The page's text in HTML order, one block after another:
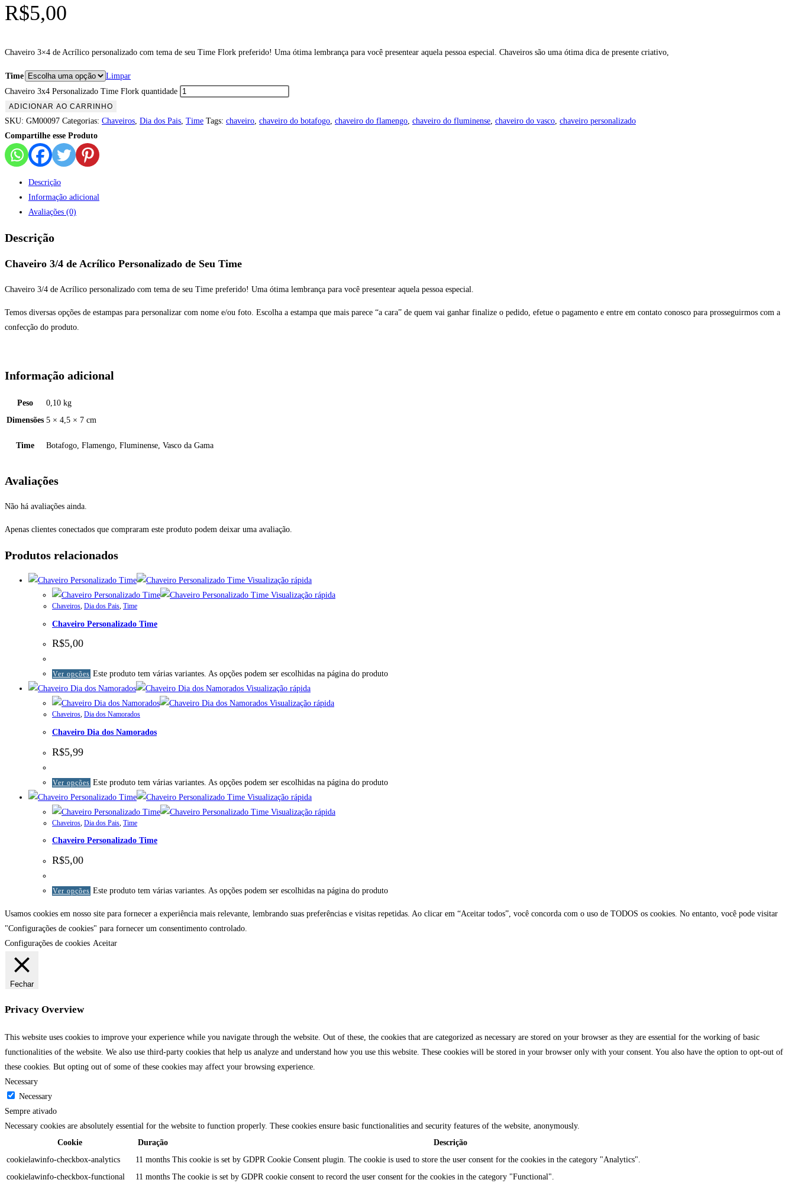
R$5,00
Chaveiro 3×4 de Acrílico personalizado com tema de seu Time Flork preferido! Uma ótima lembrança para você presentear aquela pessoa especial. Chaveiros são uma ótima dica de presente criativo,
Time
Limpar
Chaveiro 3x4 Personalizado Time Flork quantidade
ADICIONAR AO CARRINHO
SKU: GM00097 Categorias: Chaveiros Dia dos Pais Time Tags: chaveiro chaveiro do botafogo chaveiro do flamengo chaveiro do fluminense chaveiro do vasco chaveiro personalizado
Compartilhe esse Produto
Descrição
Informação adicional
Avaliações (0)
Descrição
Chaveiro 3/4 de Acrílico Personalizado de Seu Time
Chaveiro 3/4 de Acrílico personalizado com tema de seu Time preferido! Uma ótima lembrança para você presentear aquela pessoa especial.
Temos diversas opções de estampas para personalizar com nome e/ou foto. Escolha a estampa que mais parece “a cara” de quem vai ganhar finalize o pedido, efetue o pagamento e entre em contato conosco para prosseguirmos com a
confecção do produto.
Informação adicional
Peso
0,10 kg
Dimensões 5 × 4,5 × 7 cm
Time Botafogo, Flamengo, Fluminense, Vasco da Gama
Avaliações
Não há avaliações ainda.
Apenas clientes conectados que compraram este produto podem deixar uma avaliação.
Produtos relacionados
Visualização rápida
Visualização rápida
Chaveiros, Dia dos Pais, Time
Chaveiro Personalizado Time
R$5,00
Ver opções Este produto tem várias variantes. As opções podem ser escolhidas na página do produto
Visualização rápida
Visualização rápida
Chaveiros, Dia dos Namorados
Chaveiro Dia dos Namorados
R$5,99
Ver opções Este produto tem várias variantes. As opções podem ser escolhidas na página do produto
Visualização rápida
Visualização rápida
Chaveiros Dia dos Pais Time
Chaveiro Personalizado Time
R$5,00
Ver opções Este produto tem várias variantes. As opções podem ser escolhidas na página do produto
Usamos cookies em nosso site para fornecer a experiência mais relevante, lembrando suas preferências e visitas repetidas. Ao clicar em “Aceitar todos”, você concorda com o uso de TODOS os cookies. No entanto, você pode visitar
"Configurações de cookies" para fornecer um consentimento controlado.
Configurações de cookies Aceitar
Fechar
Privacy Overview
This website uses cookies to improve your experience while you navigate through the website. Out of these, the cookies that are categorized as necessary are stored on your browser as they are essential for the working of basic
functionalities of the website. We also use third-party cookies that help us analyze and understand how you use this website. These cookies will be stored in your browser only with your consent. You also have the option to opt-out of
these cookies. But opting out of some of these cookies may affect your browsing experience.
Necessary
Necessary
Sempre ativado
Necessary cookies are absolutely essential for the website to function properly. These cookies ensure basic functionalities and security features of the website, anonymously.
Cookie
Duração
Descrição
cookielawinfo-checkbox-analytics
11 months This cookie is set by GDPR Cookie Consent plugin. The cookie is used to store the user consent for the cookies in the category "Analytics".
cookielawinfo-checkbox-functional
11 months The cookie is set by GDPR cookie consent to record the user consent for the cookies in the category "Functional".